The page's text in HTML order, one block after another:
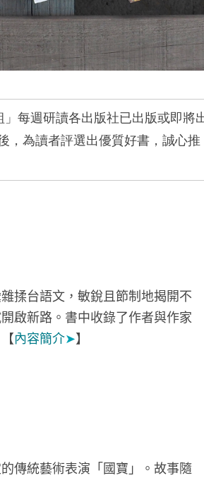
」每週研讀各出版社已出版或即將
，為讀者評選出優質好書，誠心推
揉台語文，敏銳且節制地揭開不
啟新路。書中收錄了作者與作家
內容簡介➤】
傳統藝術表演「國寶」。故事隨